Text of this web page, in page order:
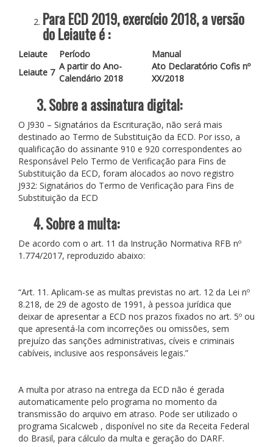
Para ECD 2019, exercício 2018, a versão
do Leiaute é :
Leiaute Período
Manual
Leiaute 7
A partir do Ano-
Calendário 2018
Ato Declaratório Cofis nº
XX/2018
3. Sobre a assinatura digital:
O J930 – Signatários da Escrituração, não será mais
destinado ao Termo de Substituição da ECD. Por isso, a
qualificação do assinante 910 e 920 correspondentes ao
Responsável Pelo Termo de Verificação para Fins de
Substituição da ECD, foram alocados ao novo registro
J932: Signatários do Termo de Verificação para Fins de
Substituição da ECD
4. Sobre a multa:
De acordo com o art. 11 da Instrução Normativa RFB nº
1.774/2017, reproduzido abaixo:
“Art. 11. Aplicam-se as multas previstas no art. 12 da Lei nº
8.218, de 29 de agosto de 1991, à pessoa jurídica que
deixar de apresentar a ECD nos prazos fixados no art. 5º ou
que apresentá-la com incorreções ou omissões, sem
prejuízo das sanções administrativas, cíveis e criminais
cabíveis, inclusive aos responsáveis legais.”
A multa por atraso na entrega da ECD não é gerada
automaticamente pelo programa no momento da
transmissão do arquivo em atraso. Pode ser utilizado o
programa Sicalcweb , disponível no site da Receita Federal
do Brasil, para cálculo da multa e geração do DARF.